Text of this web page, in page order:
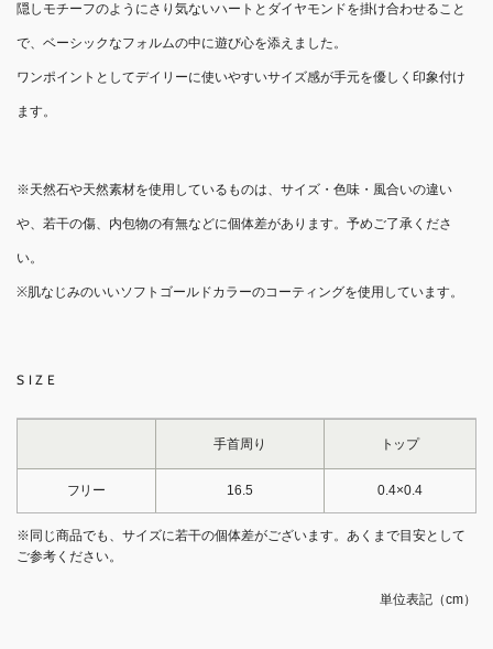
隠しモチーフのようにさり気ないハートとダイヤモンドを掛け合わせること
で、ベーシックなフォルムの中に遊び心を添えました。
ワンポイントとしてデイリーに使いやすいサイズ感が手元を優しく印象付け
ます。
※天然石や天然素材を使用しているものは、サイズ・色味・風合いの違い
や、若干の傷、内包物の有無などに個体差があります。予めご了承くださ
い。
※肌なじみのいいソフトゴールドカラーのコーティングを使用しています。
SIZE
手首周り トップ
フリー 16.5 0.4×0.4
※同じ商品でも、サイズに若干の個体差がございます。あくまで目安として
ご参考ください。
単位表記（cm）